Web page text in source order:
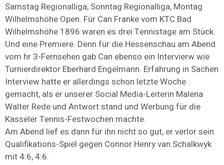
Samstag Regionalliga, Sonntag Regionalliga, Montag
Wilhelmshöhe Open. Für Can Franke vom KTC Bad
Wilhelmshöhe 1896 waren es drei Tennistage am Stück.
Und eine Premiere. Denn für die Hessenschau am Abend
vom hr 3-Fernsehen gab Can ebenso ein Intervierw wie
Turnierdirektor Eberhard Engelmann. Erfahrung in Sachen
Interview hatte er allerdings schon letzte Woche
gemacht, als er unserer Social Media-Leiterin Malena
Walter Rede und Antwort stand und Werbung für die
Kasseler Tennis-Festwochen machte.
Am Abend lief es dann für ihn nicht so gut, er verlor sein
Qualifikations-Spiel gegen Connor Henry van Schalkwyk
mit 4:6, 4:6.